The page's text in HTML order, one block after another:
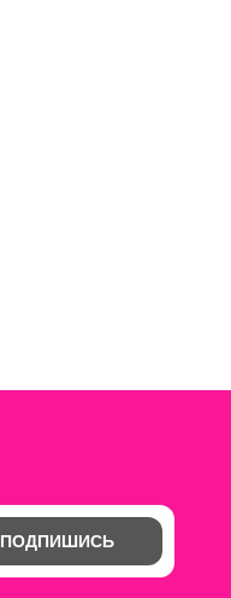
ПОДПИШИСЬ